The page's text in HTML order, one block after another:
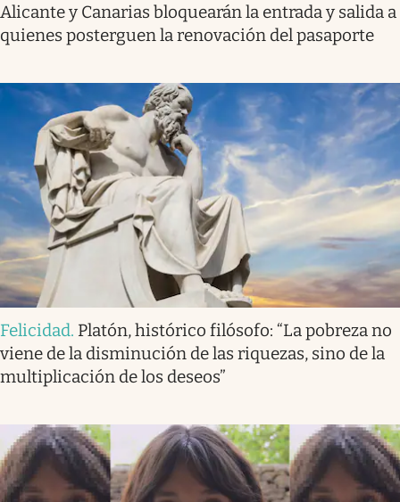
Alicante y Canarias bloquearán la entrada y salida a
quienes posterguen la renovación del pasaporte
Felicidad. Platón, histórico filósofo: “La pobreza no
viene de la disminución de las riquezas, sino de la
multiplicación de los deseos”